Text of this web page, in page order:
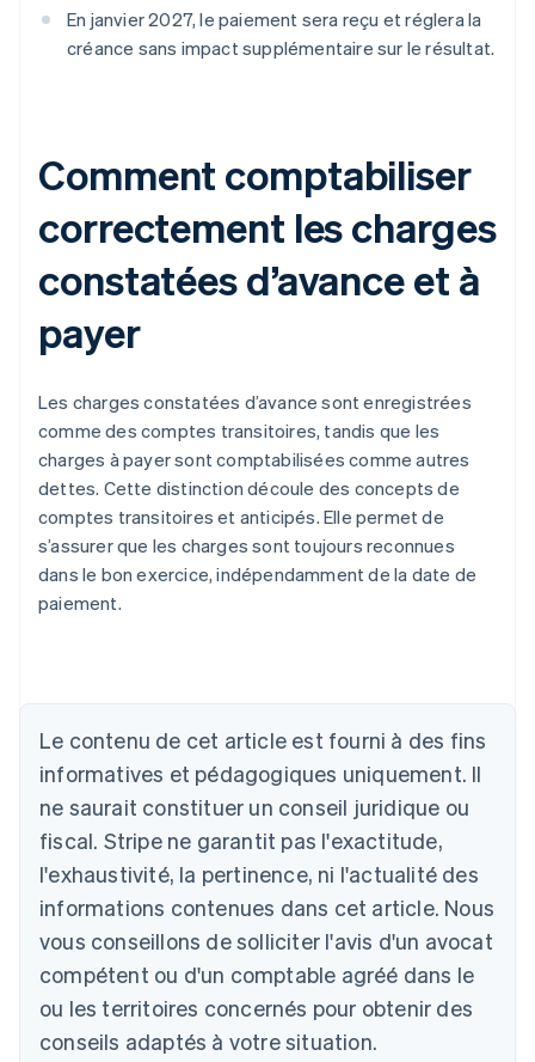
En janvier 2027, le paiement sera reçu et réglera la
créance sans impact supplémentaire sur le résultat.
Comment comptabiliser
correctement les charges
constatées d’avance et à
payer
Les charges constatées d’avance sont enregistrées
comme des comptes transitoires, tandis que les
charges à payer sont comptabilisées comme autres
dettes. Cette distinction découle des concepts de
comptes transitoires et anticipés. Elle permet de
s’assurer que les charges sont toujours reconnues
dans le bon exercice, indépendamment de la date de
paiement.
Le contenu de cet article est fourni à des fins
informatives et pédagogiques uniquement. Il
ne saurait constituer un conseil juridique ou
fiscal. Stripe ne garantit pas l'exactitude,
l'exhaustivité, la pertinence, ni l'actualité des
informations contenues dans cet article. Nous
vous conseillons de solliciter l'avis d'un avocat
compétent ou d'un comptable agréé dans le
ou les territoires concernés pour obtenir des
conseils adaptés à votre situation.
DeutschEnglish
English
Autriche
Deutsch English
Belgique
NederlandsFrançaisDeutschEnglish
Brésil
Bulgarie
English
Canada
English Français
Chine continentale